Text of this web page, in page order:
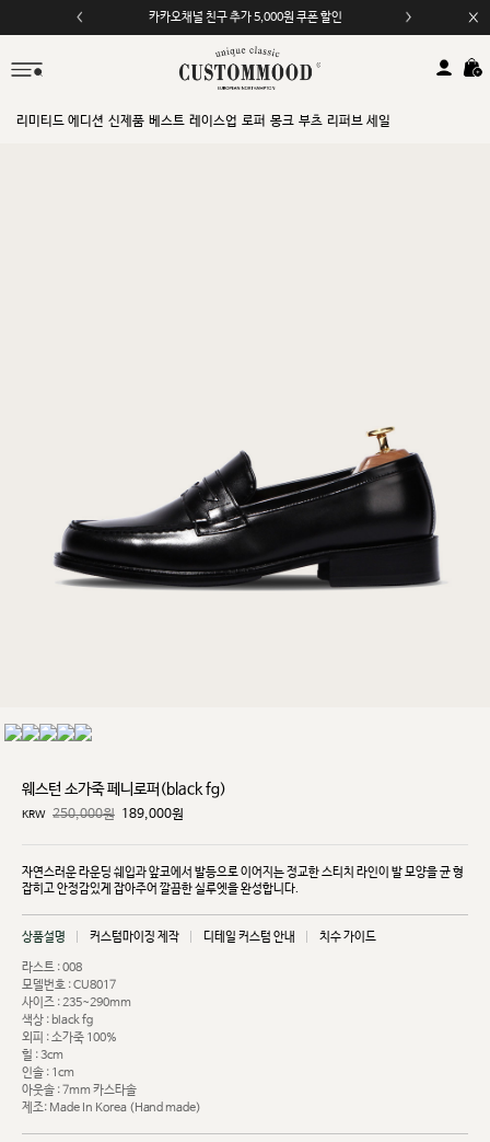
카카오채널 친구 추가 5,000원 쿠폰 할인
리미티드 에디션 신제품 베스트 레이스업 로퍼 몽크 부츠 리퍼브 세일
웨스턴 소가죽 페니로퍼(black fg)
KRW 250,000원 189,000원
자연스러운 라운딩 쉐입과 앞코에서 발등으로 이어지는 정교한 스티치 라인이 발 모양을 균형
잡히고안정감있게 잡아주어 깔끔한 실루엣을 완성합니다.
상품설명 커스텀마이징 제작 디테일 커스텀 안내 치수 가이드
라스트 : 008
모델번호 : CU8017
사이즈 : 235~290mm
색상 : black fg
외피 : 소가죽 100%
힐 : 3cm
인솔 : 1cm
아웃솔 : 7mm 카스타솔
제조: Made In Korea (Hand made)